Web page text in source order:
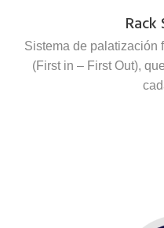
Sistema de palatización
(First in – First Out),